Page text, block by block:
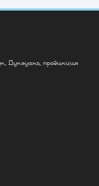
Дунгуань, провинция